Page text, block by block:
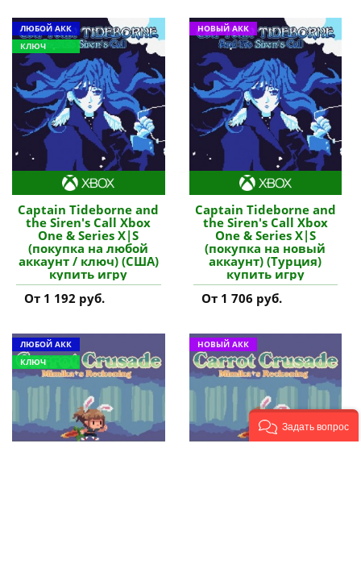
ЛЮБОЙ АКК
КЛЮЧ
Captain Tideborne and
the Siren's Call Xbox
One & Series X|S
(покупка на любой
аккаунт / ключ) (США)
купить игру
От 1 192 руб.
НОВЫЙ АКК
Captain Tideborne and
the Siren's Call Xbox
One & Series X|S
(покупка на новый
аккаунт) (Турция)
купить игру
От 1 706 руб.
ЛЮБОЙ АКК
КЛЮЧ
НОВЫЙ АКК
Задать вопрос